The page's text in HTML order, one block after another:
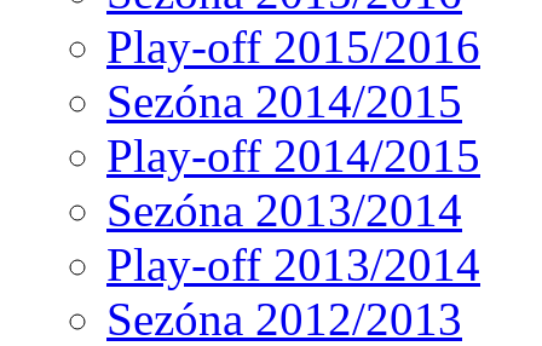
Play-off 2015/2016
Sezóna 2014/2015
Play-off 2014/2015
Sezóna 2013/2014
Play-off 2013/2014
Sezóna 2012/2013